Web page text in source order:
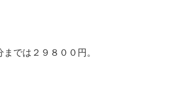
では２９８００円。